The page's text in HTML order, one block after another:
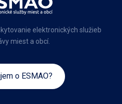
elektronických služieb
miest a obcí.
o ESMAO?